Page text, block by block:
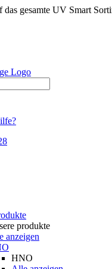
gesamte UV Smart
produkte
anzeigen
HNO